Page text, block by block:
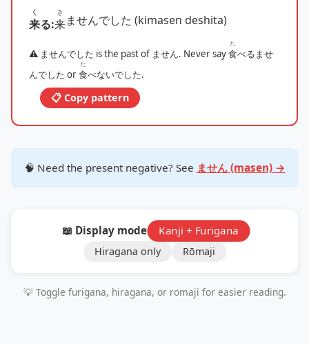
来
く
る:来
き
ませんでした (kimasen deshita)
⚠️ ませんでした is the past of ません. Never say食
た
べるませ
んでした or食
た
べないでした.
📋 Copy pattern
🧠 Need the present negative? See ません (masen) →
📖 Display mode: Kanji + Furigana
Hiragana only Rōmaji
💡 Toggle furigana, hiragana, or romaji for easier reading.